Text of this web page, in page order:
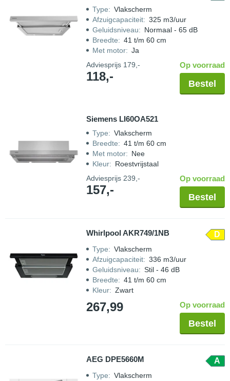
Type: Vlakscherm
Afzuigcapaciteit: 325 m3/uur
Geluidsniveau: Normaal - 65 dB
Breedte: 41 t/m 60 cm
Met motor: Ja
Adviesprijs 179,-
118,-
Op voorraad
Bestel
Siemens LI60OA521
Type: Vlakscherm
Breedte: 41 t/m 60 cm
Met motor: Nee
Kleur: Roestvrijstaal
Adviesprijs 239,-
157,-
Op voorraad
Bestel
Whirlpool AKR749/1NB D
Type: Vlakscherm
Afzuigcapaciteit: 336 m3/uur
Geluidsniveau: Stil - 46 dB
Breedte: 41 t/m 60 cm
Kleur: Zwart
267,99 Op voorraad
Bestel
AEG DPE5660M A
Type: Vlakscherm